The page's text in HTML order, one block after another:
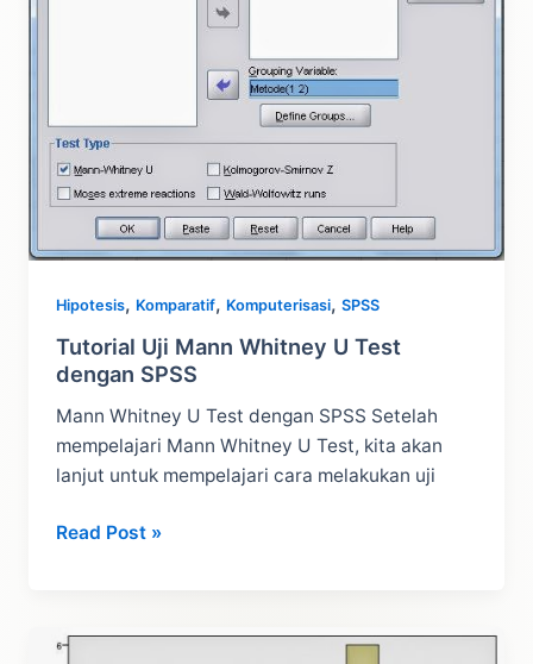
Hipotesis, Komparatif, Komputerisasi,SPSS
Tutorial Uji Mann Whitney U Test
dengan SPSS
Mann Whitney U Test dengan SPSS Setelah
mempelajari Mann Whitney U Test, kita akan
lanjut untuk mempelajari cara melakukan uji
Tutorial
U
Read Post »